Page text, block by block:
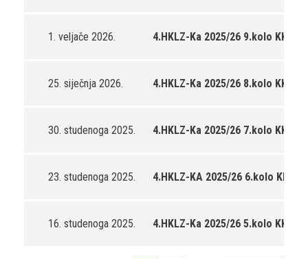
1. veljače 2026. 4.HKLZ-Ka 2025/26 9.kolo KK
25. siječnja 2026. 4.HKLZ-Ka 2025/26 8.kolo KK
30. studenoga 2025. 4.HKLZ-Ka 2025/26 7.kolo KK
23. studenoga 2025. 4.HKLZ-KA 2025/26 6.kolo KK
16. studenoga 2025. 4.HKLZ-Ka 2025/26 5.kolo KK